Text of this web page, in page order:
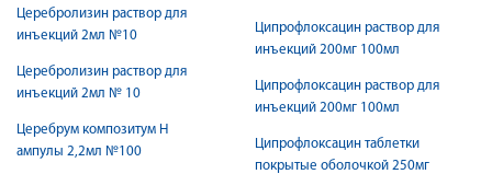
Церебролизин раствор для
инъекций 2мл №10
Церебролизин раствор для
инъекций 2мл № 10
Церебрум композитум Н
ампулы 2,2мл №100
Ципрофлоксацин раствор для
инъекций 200мг 100мл
Ципрофлоксацин раствор для
инъекций 200мг 100мл
Ципрофлоксацин таблетки
покрытые оболочкой 250мг